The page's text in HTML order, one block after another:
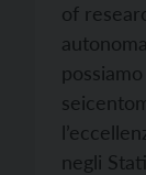
of
negli